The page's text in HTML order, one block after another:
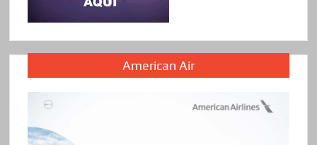
American Air